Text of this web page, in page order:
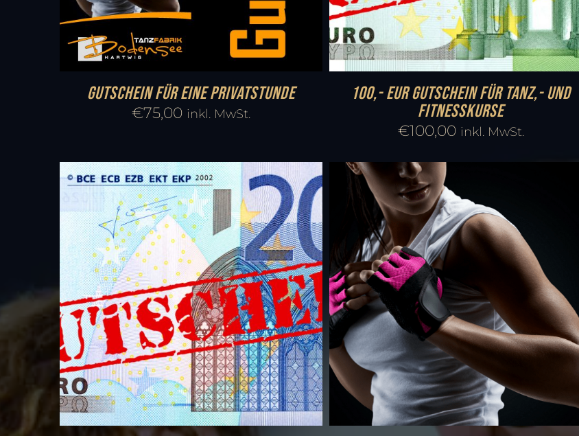
Gutschein für eine Privatstunde
€75,00 inkl. MwSt.
100,- EUR Gutschein für Tanz,- und
Fitnesskurse
€100,00 inkl. MwSt.